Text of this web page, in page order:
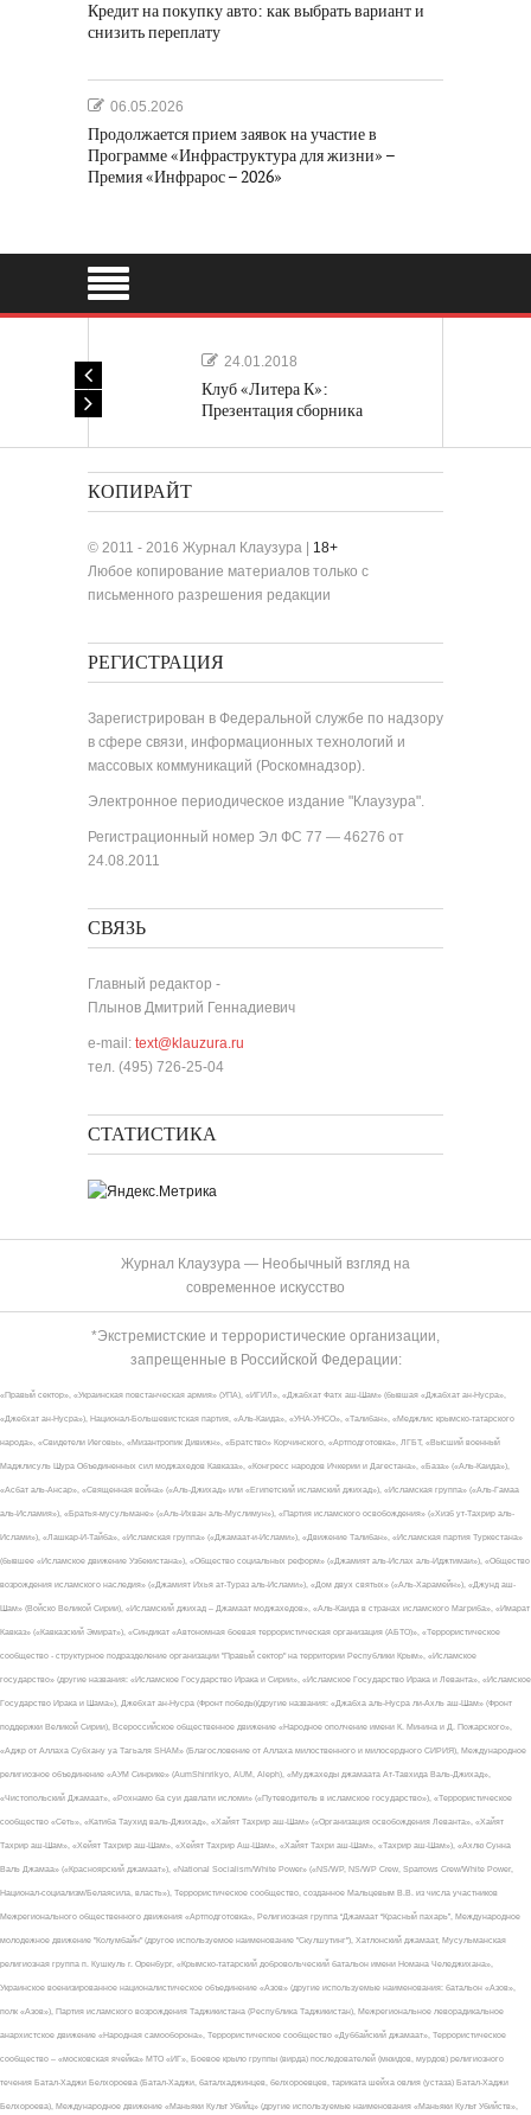
Кредит на покупку авто: как выбрать вариант и
снизить переплату
06.05.2026
Продолжается прием заявок на участие в
Программе «Инфраструктура для жизни» –
Премия «Инфрарос – 2026»
24.01.2018
Клуб «Литера К»:
Презентация сборника
КОПИРАЙТ
© 2011 - 2016 Журнал Клаузура | 18+
Любое копирование материалов только с
письменного разрешения редакции
РЕГИСТРАЦИЯ
Зарегистрирован в Федеральной службе по надзору
в сфере связи, информационных технологий и
массовых коммуникаций (Роскомнадзор).
Электронное периодическое издание "Клаузура".
Регистрационный номер Эл ФС 77 — 46276 от
24.08.2011
СВЯЗЬ
Главный редактор -
Плынов Дмитрий Геннадиевич
e-mail: text@klauzura.ru
тел. (495) 726-25-04
СТАТИСТИКА
Журнал Клаузура — Необычный взгляд на
современное искусство
*Экстремистские и террористические организации,
запрещенные в Российской Федерации:
«Правый сектор», «Украинская повстанческая армия» (УПА), «ИГИЛ», «Джабхат Фатх аш-Шам» (бывшая «Джабхат ан-Нусра»,
«Джебхат ан-Нусра»), Национал-Большевистская партия, «Аль-Каида», «УНА-УНСО», «Талибан», «Меджлис крымско-татарского
народа», «Свидетели Иеговы», «Мизантропик Дивижн», «Братство» Корчинского, «Артподготовка», ЛГБТ, «Высший военный
Маджлисуль Шура Объединенных сил моджахедов Кавказа», «Конгресс народов Ичкерии и Дагестана», «База» («Аль-Каида»),
«Асбат аль-Ансар», «Священная война» («Аль-Джихад» или «Египетский исламский джихад»), «Исламская группа» («Аль-Гамаа
аль-Исламия»), «Братья-мусульмане» («Аль-Ихван аль-Муслимун»), «Партия исламского освобождения» («Хизб ут-Тахрир аль-
Ислами»), «Лашкар-И-Тайба», «Исламская группа» («Джамаат-и-Ислами»), «Движение Талибан», «Исламская партия Туркестана»
(бывшее «Исламское движение Узбекистана»), «Общество социальных реформ» («Джамият аль-Ислах аль-Иджтимаи»), «Общество
возрождения исламского наследия» («Джамият Ихья ат-Тураз аль-Ислами»), «Дом двух святых» («Аль-Харамейн»), «Джунд аш-
Шам» (Войско Великой Сирии), «Исламский джихад – Джамаат моджахедов», «Аль-Каида в странах исламского Магриба», «Имарат
Кавказ» («Кавказский Эмират»), «Синдикат «Автономная боевая террористическая организация (АБТО)», «Террористическое
сообщество - структурное подразделение организации "Правый сектор" на территории Республики Крым», «Исламское
государство» (другие названия: «Исламское Государство Ирака и Сирии», «Исламское Государство Ирака и Леванта», «Исламское
Государство Ирака и Шама»), Джебхат ан-Нусра (Фронт победы)(другие названия: «Джабха аль-Нусра ли-Ахль аш-Шам» (Фронт
поддержки Великой Сирии), Всероссийское общественное движение «Народное ополчение имени К. Минина и Д. Пожарского»,
«Аджр от Аллаха Субхану уа Тагьаля SHAM» (Благословение от Аллаха милоственного и милосердного СИРИЯ), Международное
религиозное объединение «АУМ Синрике» (AumShinrikyo, AUM, Aleph), «Муджахеды джамаата Ат-Тавхида Валь-Джихад»,
«Чистопольский Джамаат», «Рохнамо ба суи давлати исломи» («Путеводитель в исламское государство»), «Террористическое
сообщество «Сеть», «Катиба Таухид валь-Джихад», «Хайят Тахрир аш-Шам» («Организация освобождения Леванта», «Хайят
Тахрир аш-Шам», «Хейят Тахрир аш-Шам», «Хейят Тахрир Аш-Шам», «Хайят Тахри аш-Шам», «Тахрир аш-Шам»), «Ахлю Сунна
Валь Джамаа» («Красноярский джамаат»), «National Socialism/White Power» («NS/WP, NS/WP Crew, Sparrows Crew/White Power,
Национал-социализм/Белаясила, власть»), Террористическое сообщество, созданное Мальцевым В.В. из числа участников
Межрегионального общественного движения «Артподготовка», Религиозная группа “Джамаат “Красный пахарь”, Международное
молодежное движение "Колумбайн" (другое используемое наименование "Скулшутинг"), Хатлонский джамаат, Мусульманская
религиозная группа п. Кушкуль г. Оренбург, «Крымско-татарский добровольческий батальон имени Номана Челеджихана»,
Украинское военизированное националистическое объединение «Азов» (другие используемые наименования: батальон «Азов»,
полк «Азов»), Партия исламского возрождения Таджикистана (Республика Таджикистан), Межрегиональное леворадикальное
анархистское движение «Народная самооборона», Террористическое сообщество «Дуббайский джамаат», Террористическое
сообщество – «московская ячейка» МТО «ИГ», Боевое крыло группы (вирда) последователей (мюидов, мурдов) религиозного
течения Батал-Хаджи Белхороева (Батал-Хаджи, баталхаджинцев, белхороевцев, тариката шейха овлия (устаза) Батал-Хаджи
Белхороева), Международное движение «Маньяки Культ Убийц» (другие используемые наименования «Маньяки Культ Убийств»,